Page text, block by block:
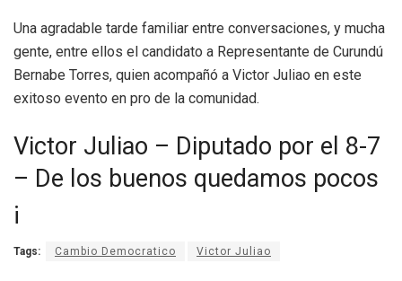
Una agradable tarde familiar entre conversaciones, y mucha
gente, entre ellos el candidato a Representante de Curundú
Bernabe Torres, quien acompañó a Victor Juliao en este
exitoso evento en pro de la comunidad.
Victor Juliao – Diputado por el 8-7
– De los buenos quedamos pocos
¡
Tags: Cambio Democratico Victor Juliao